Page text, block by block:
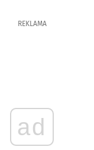
REKLAMA
ad